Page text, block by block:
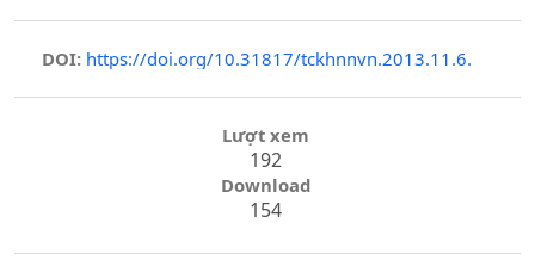
DOI: https://doi.org/10.31817/tckhnnvn.2013.11.6.
Lượt xem
192
Download
154